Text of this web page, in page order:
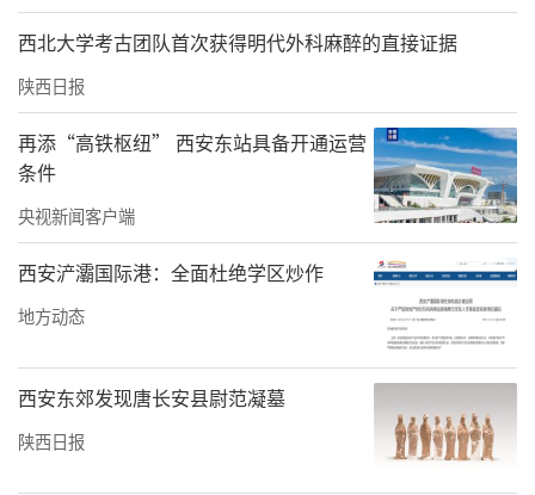
西北大学考古团队首次获得明代外科麻醉的直接证据
陕西日报
再添“高铁枢纽” 西安东站具备开通运营
条件
央视新闻客户端
西安浐灞国际港：全面杜绝学区炒作
地方动态
西安东郊发现唐长安县尉范凝墓
陕西日报